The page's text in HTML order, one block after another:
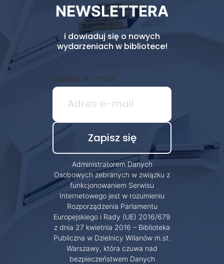
NEWSLETTERA
i dowiaduj się o nowych
wydarzeniach w bibliotece!
Adres e-mail
Administratorem Danych
Osobowych zebranych w związku z
funkcjonowaniem Serwisu
Internetowego jest w rozumieniu
Rozporządzenia Parlamentu
Europejskiego i Rady (UE) 2016/679
z dnia 27 kwietnia 2016 – Biblioteka
Publiczna w Dzielnicy Wilanów m.st.
Warszawy, która czuwa nad
bezpieczeństwem Danych